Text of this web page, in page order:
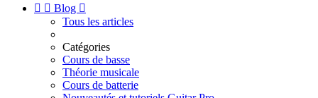
  Blog 
Tous les articles
Catégories
Cours de basse
Théorie musicale
Cours de batterie